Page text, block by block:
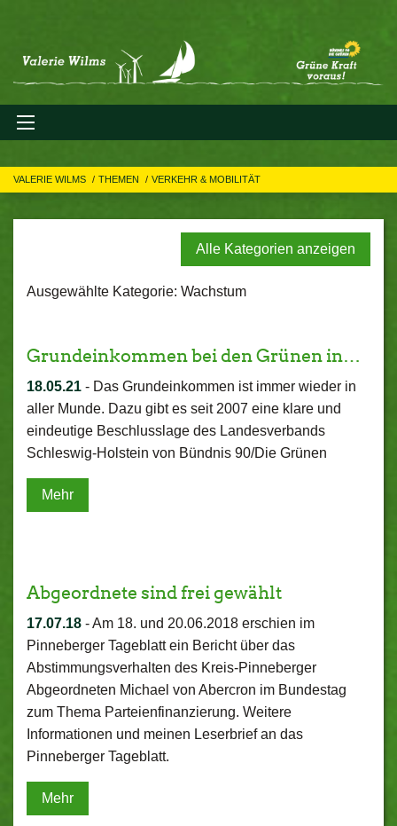
VALERIE WILMS THEMEN VERKEHR & MOBILITÄT
Alle Kategorien anzeigen
Ausgewählte Kategorie: Wachstum
Grundeinkommen bei den Grünen in…
18.05.21 - Das Grundeinkommen ist immer wieder in
aller Munde. Dazu gibt es seit 2007 eine klare und
eindeutige Beschlusslage des Landesverbands
Schleswig-Holstein von Bündnis 90/Die Grünen
Mehr
Abgeordnete sind frei gewählt
17.07.18 -Am 18. und 20.06.2018 erschien im
Pinneberger Tageblatt ein Bericht über das
Abstimmungsverhalten des Kreis-Pinneberger
Abgeordneten Michael von Abercron im Bundestag
zum Thema Parteienfinanzierung. Weitere
Informationen und meinen Leserbrief an das
Pinneberger Tageblatt.
Mehr